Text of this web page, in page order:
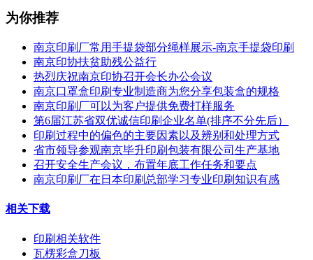
为你推荐
南京印刷厂常用手提袋部分绳样展示-南京手提袋印刷
南京印协扶贫助残公益行
热烈庆祝南京印协召开会长办公会议
南京口罩盒印刷专业制造商为您分享包装盒的规格
南京印刷厂可以为客户提供免费打样服务
第6届江苏省双优诚信印刷企业名单(排序不分先后）
印刷过程中的偏色的主要因素以及辨别和处理方式
省市领导参观南京毕升印刷包装有限公司生产基地
召开安全生产会议，布置年底工作任务和要点
南京印刷厂在日本印刷总部学习专业印刷知识有感
相关下载
印刷相关软件
瓦楞彩盒刀板